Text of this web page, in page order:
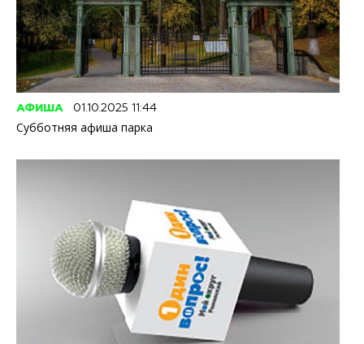
АФИША 01.10.2025 11:44
Субботняя афиша парка